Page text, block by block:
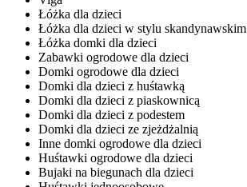
Łóżka dla dzieci
Łóżka dla dzieci w stylu skandynawskim
Łóżka domki dla dzieci
Zabawki ogrodowe dla dzieci
Domki ogrodowe dla dzieci
Domki dla dzieci z huśtawką
Domki dla dzieci z piaskownicą
Domki dla dzieci z podestem
Domki dla dzieci ze zjeżdżalnią
Inne domki ogrodowe dla dzieci
Huśtawki ogrodowe dla dzieci
Bujaki na biegunach dla dzieci